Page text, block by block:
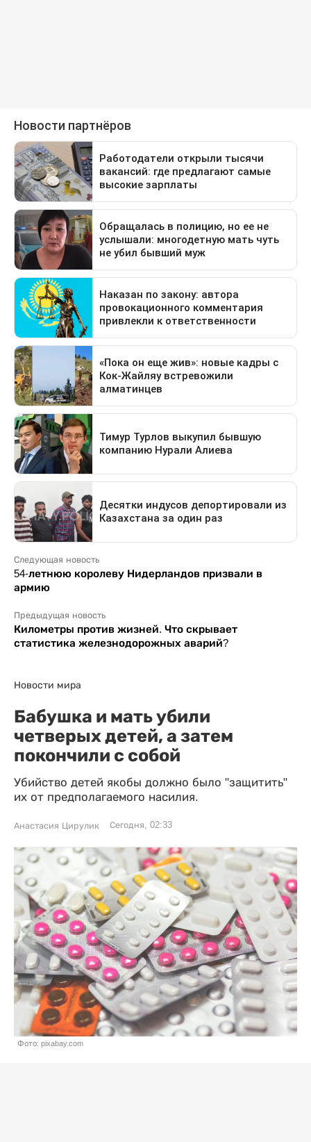
Следующая новость
54-летнюю королеву Нидерландов призвали в
армию
Предыдущая новость
Километры против жизней. Что скрывает
статистика железнодорожных аварий?
Новости мира
Бабушка и мать убили
четверых детей, а затем
покончили с собой
Убийство детей якобы должно было "защитить"
их от предполагаемого насилия.
Анастасия Цирулик Сегодня, 02:33
Фото: pixabay.com